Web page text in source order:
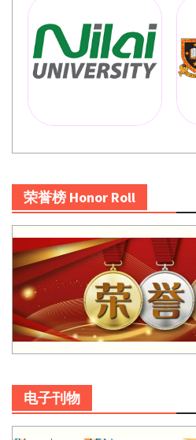
荣誉榜 Honor Roll
电子刊物